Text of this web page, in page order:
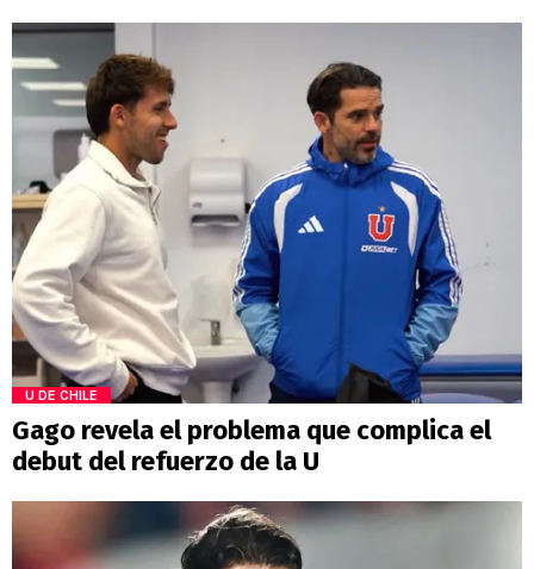
U DE CHILE
Gago revela el problema que complica el
debut del refuerzo de la U